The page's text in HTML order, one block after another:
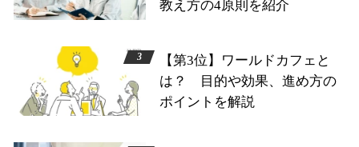
教え方の4原則を紹介
【第3位】ワールドカフェと
は？ 目的や効果、進め方の
ポイントを解説